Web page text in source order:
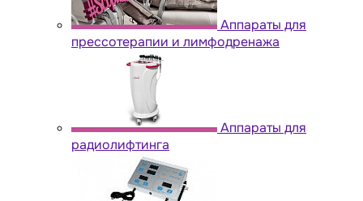
Аппараты для
прессотерапии и лимфодренажа
Аппараты для
радиолифтинга